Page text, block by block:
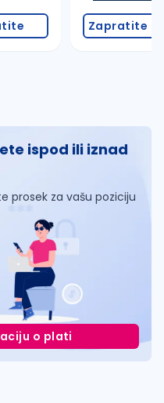
Zapratite
ispod ili iznad
prosek za vašu poziciju
o plati